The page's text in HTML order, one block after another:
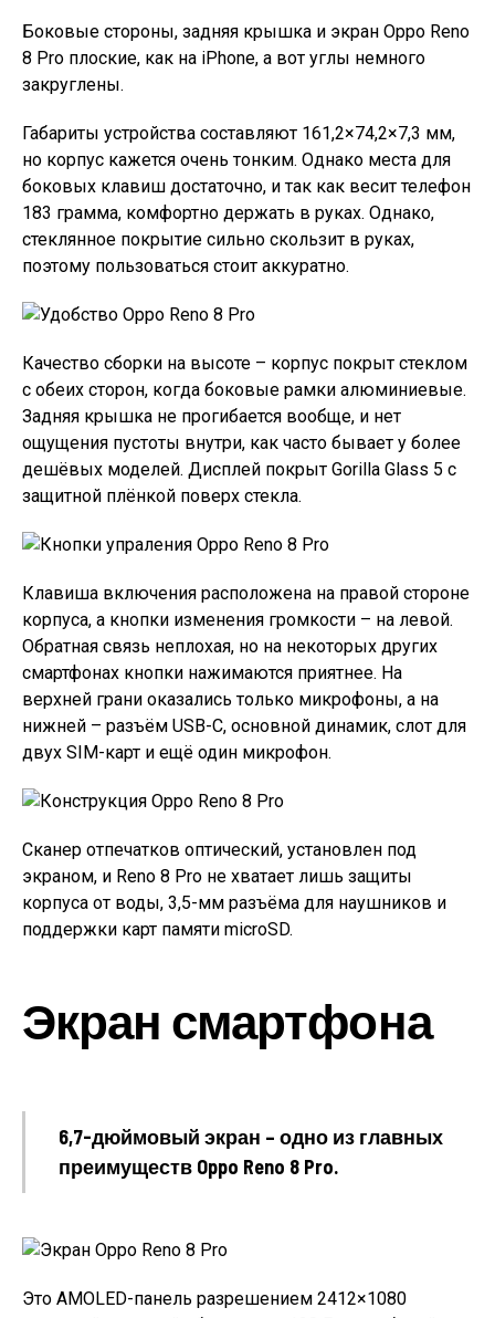
Боковые стороны, задняя крышка и экран Oppo Reno
8 Pro плоские, как на iPhone, а вот углы немного
закруглены.
Габариты устройства составляют 161,2×74,2×7,3 мм,
но корпус кажется очень тонким. Однако места для
боковых клавиш достаточно, и так как весит телефон
183 грамма, комфортно держать в руках. Однако,
стеклянное покрытие сильно скользит в руках,
поэтому пользоваться стоит аккуратно.
Качество сборки на высоте – корпус покрыт стеклом
с обеих сторон, когда боковые рамки алюминиевые.
Задняя крышка не прогибается вообще, и нет
ощущения пустоты внутри, как часто бывает у более
дешёвых моделей. Дисплей покрыт Gorilla Glass 5 с
защитной плёнкой поверх стекла.
Клавиша включения расположена на правой стороне
корпуса, а кнопки изменения громкости – на левой.
Обратная связь неплохая, но на некоторых других
смартфонах кнопки нажимаются приятнее. На
верхней грани оказались только микрофоны, а на
нижней – разъём USB-C, основной динамик, слот для
двух SIM-карт и ещё один микрофон.
Сканер отпечатков оптический, установлен под
экраном, и Reno 8 Pro не хватает лишь защиты
корпуса от воды, 3,5-мм разъёма для наушников и
поддержки карт памяти microSD.
Экран смартфона
6,7-дюймовый экран – одно из главных
преимуществ Oppo Reno 8 Pro.
Это AMOLED-панель разрешением 2412×1080